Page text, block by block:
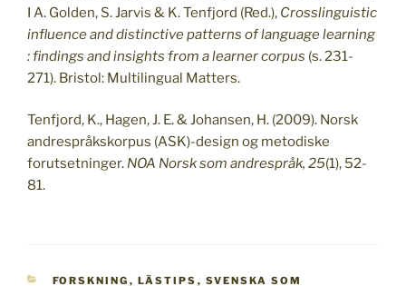
I A. Golden, S. Jarvis & K. Tenfjord (Red.), Crosslinguistic
influence and distinctive patterns of language learning
: findings and insights from a learner corpus (s. 231-
271). Bristol: Multilingual Matters.
Tenfjord, K., Hagen, J. E. & Johansen, H. (2009). Norsk
andrespråkskorpus (ASK)-design og metodiske
forutsetninger. NOA Norsk som andrespråk, 25(1), 52-
81.
KATEGORIER
FORSKNING , LÄSTIPS , SVENSKA SOM